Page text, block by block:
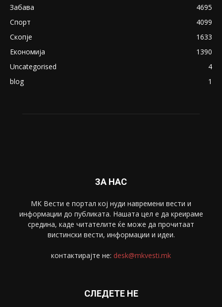
Забава
4695
Спорт
4099
Скопје
1633
Економија
1390
Uncategorised
4
blog
1
ЗА НАС
МК Вести е портал коj нуди навремени вести и
информации до публиката. Нашата цел е да креираме
средина, каде читателите ќе може да прочитаат
вистински вести, информации и идеи.
контактирајте не: desk@mkvesti.mk
СЛЕДЕТЕ НЕ